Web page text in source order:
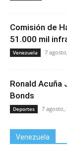
Comisión de
51.000 mil
Venezuela 7
Ronald Acuña
Bonds
Deportes 7 agosto,
Venezuela